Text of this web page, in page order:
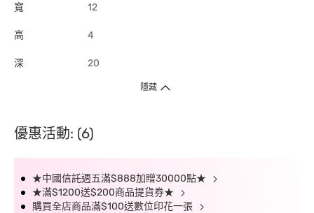
寬 12
高 4
深 20
隱藏
優惠活動: (6)
★中國信託週五滿$888加贈30000點★
★滿$1200送$200商品提貨券★
購買全店商品滿$100送數位印花一張